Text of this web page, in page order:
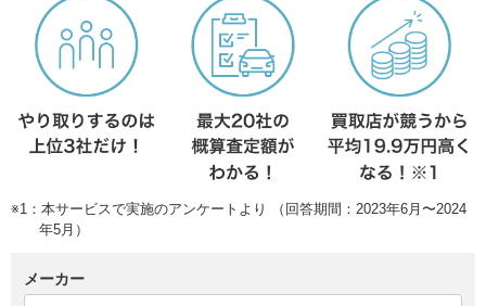
※1：本サービスで実施のアンケートより （回答期間：2023年6月〜2024
年5月）
メーカー